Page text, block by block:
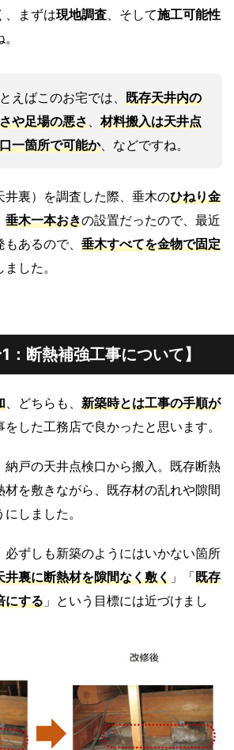
、まずは現地調査、そして施工可能性
えばこのお宅では、 既存天井内の
や足場の悪さ、材料搬入は天井点
一箇所で可能か、などですね。
井裏）を調査した際、垂木のひねり金
垂木一本おきの設置だったので、最近
あるので、 垂木すべてを金物で固定
した。
1：断熱補強工事について】
、どちらも、 新築時とは工事の手順が
した工務店で良かったと思います。
納戸の天井点検口から搬入。既存断熱
材を敷きながら、既存材の乱れや隙間
しました。
必ずしも新築のようにはいかない箇所
井裏に断熱材を隙間なく敷く 」「既存
にする 」という目標には近づけまし